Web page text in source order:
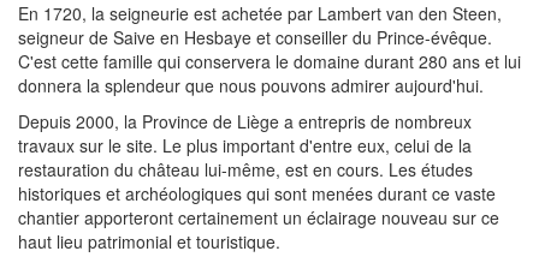
En 1720, la seigneurie est achetée par Lambert van den Steen,
seigneur de Saive en Hesbaye et conseiller du Prince-évêque.
C'est cette famille qui conservera le domaine durant 280 ans et lui
donnera la splendeur que nous pouvons admirer aujourd'hui.
Depuis 2000, la Province de Liège a entrepris de nombreux
travaux sur le site. Le plus important d'entre eux, celui de la
restauration du château lui-même, est en cours. Les études
historiques et archéologiques qui sont menées durant ce vaste
chantier apporteront certainement un éclairage nouveau sur ce
haut lieu patrimonial et touristique.